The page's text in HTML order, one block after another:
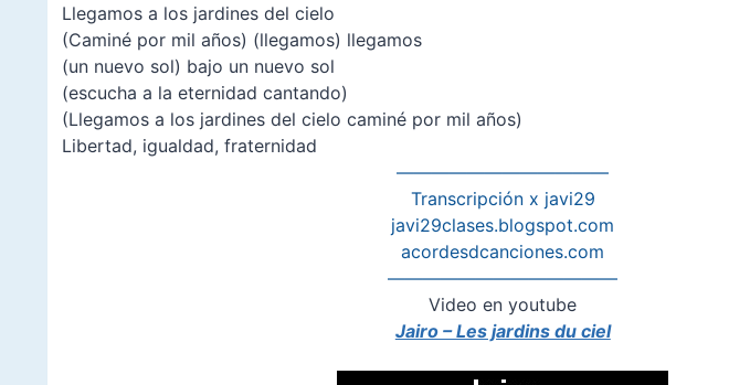
Llegamos a los jardines del cielo
(Caminé por mil años) (llegamos) llegamos
(un nuevo sol) bajo un nuevo sol
(escucha a la eternidad cantando)
(Llegamos a los jardines del cielo caminé por mil años)
Libertad, igualdad, fraternidad
————————————
Transcripción x javi29
javi29clases.blogspot.com
acordesdcanciones.com
—————————————
Video en youtube
Jairo – Les jardins du ciel